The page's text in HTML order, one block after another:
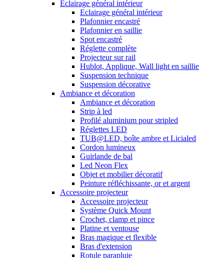
Eclairage général intérieur
Eclairage général intérieur
Plafonnier encastré
Plafonnier en saillie
Spot encastré
Réglette complète
Projecteur sur rail
Hublot, Applique, Wall light en saillie
Suspension technique
Suspension décorative
Ambiance et décoration
Ambiance et décoration
Strip à led
Profilé aluminium pour stripled
Réglettes LED
TUB@LED, boîte ambre et Licialed
Cordon lumineux
Guirlande de bal
Led Neon Flex
Objet et mobilier décoratif
Peinture réfléchissante, or et argent
Accessoire projecteur
Accessoire projecteur
Système Quick Mount
Crochet, clamp et pince
Platine et ventouse
Bras magique et flexible
Bras d'extension
Rotule parapluie